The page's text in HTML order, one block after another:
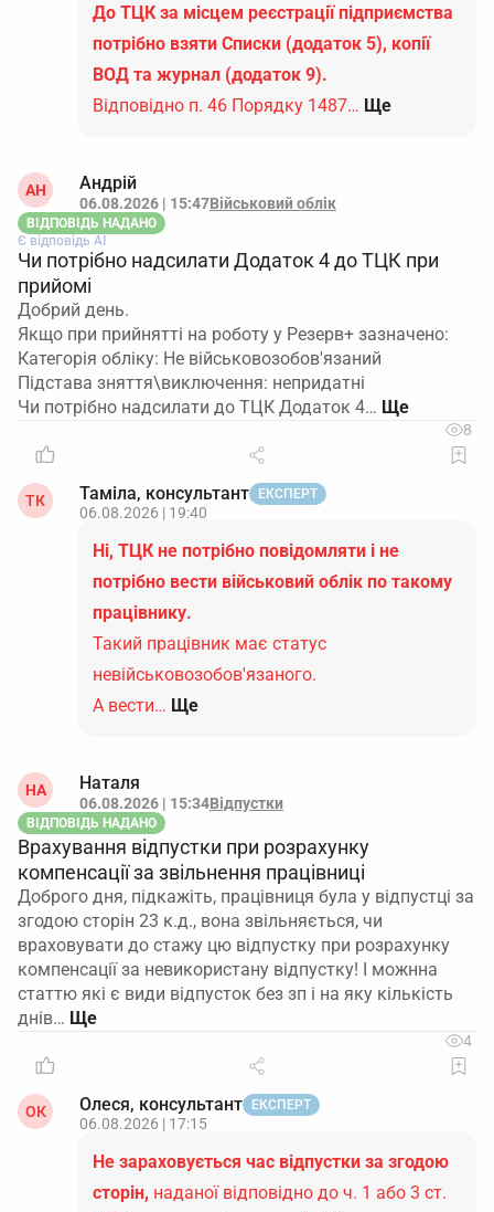
До ТЦК за місцем реєстрації підприємства
потрібно взяти Списки (додаток 5), копії
ВОД та журнал (додаток 9).
Відповідно п. 46 Порядку 1487… Ще
АН Андрій
06.08.2026 | 15:47Військовий облік
ВІДПОВІДЬ НАДАНО
Є відповідь АІ
Чи потрібно надсилати Додаток 4 до ТЦК при
прийомі
Добрий день.
Якщо при прийнятті на роботу у Резерв+ зазначено:
Категорія обліку: Не військовозобов'язаний
Підстава зняття\виключення: непридатні
Чи потрібно надсилати до ТЦК Додаток 4…
8
ТК Таміла, консультант ЕКСПЕРТ
06.08.2026 | 19:40
Ні, ТЦК не потрібно повідомляти і не
потрібно вести військовий облік по такому
працівнику.
Такий працівник має статус
невійськовозобов'язаного.
А вести… Ще
НА Наталя
06.08.2026 | 15:34Відпустки
ВІДПОВІДЬ НАДАНО
Врахування відпустки при розрахунку
компенсації за звільнення працівниці
Доброго дня, підкажіть, працівниця була у відпустці за
згодою сторін 23 к.д., вона звільняється, чи
враховувати до стажу цю відпустку при розрахунку
компенсації за невикористану відпустку! І можнна
статтю які є види відпусток без зп і на яку кількість
днів…
4
ОК Олеся, консультант ЕКСПЕРТ
06.08.2026 | 17:15
Не зараховується час відпустки за згодою
сторін, наданої відповідно до ч. 1 або 3 ст.